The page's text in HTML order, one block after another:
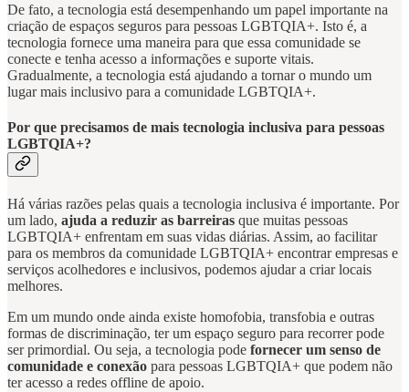
De fato, a tecnologia está desempenhando um papel importante na
criação de espaços seguros para pessoas LGBTQIA+. Isto é, a
tecnologia fornece uma maneira para que essa comunidade se
conecte e tenha acesso a informações e suporte vitais.
Gradualmente, a tecnologia está ajudando a tornar o mundo um
lugar mais inclusivo para a comunidade LGBTQIA+.
Por que precisamos de mais tecnologia inclusiva para pessoas
LGBTQIA+?
Há várias razões pelas quais a tecnologia inclusiva é importante. Por
um lado, ajuda a reduzir as barreiras que muitas pessoas
LGBTQIA+ enfrentam em suas vidas diárias. Assim, ao facilitar
para os membros da comunidade LGBTQIA+ encontrar empresas e
serviços acolhedores e inclusivos, podemos ajudar a criar locais
melhores.
Em um mundo onde ainda existe homofobia, transfobia e outras
formas de discriminação, ter um espaço seguro para recorrer pode
ser primordial. Ou seja, a tecnologia pode fornecer um senso de
comunidade e conexão para pessoas LGBTQIA+ que podem não
ter acesso a redes offline de apoio.